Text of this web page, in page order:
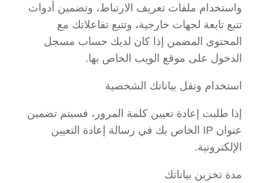
واستخدام ملفات تعريف الارتباط، وتضمين أدوات
تتبع تابعة لجهات خارجية، وتتبع تفاعلاتك مع
المحتوى المضمن إذا كان لديك حساب مسجل
الدخول على موقع الويب الخاص بها.
استخدام ونقل بياناتك الشخصية
إذا طلبت إعادة تعيين كلمة المرور، فسيتم تضمين
عنوان IP الخاص بك في رسالة إعادة التعيين
الإلكترونية.
مدة تخزين بياناتك